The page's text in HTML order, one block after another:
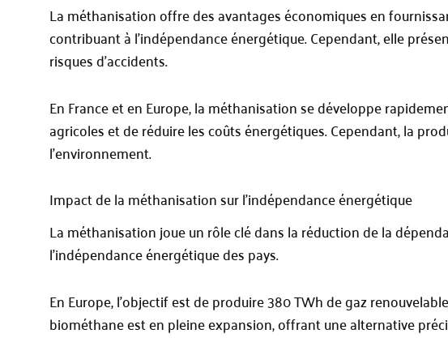
La méthanisation offre des avantages économiques en
contribuant à l’indépendance énergétique. Cependant, elle
risques d’accidents.
En France et en Europe, la méthanisation se développe
agricoles et de réduire les coûts énergétiques. Cependant, la
l’environnement.
Impact de la méthanisation sur l’indépendance énergétique
La méthanisation joue un rôle clé dans la réduction de la
l’indépendance énergétique des pays.
En Europe, l’objectif est de produire 380 TWh de gaz
biométhane est en pleine expansion, offrant une alternative